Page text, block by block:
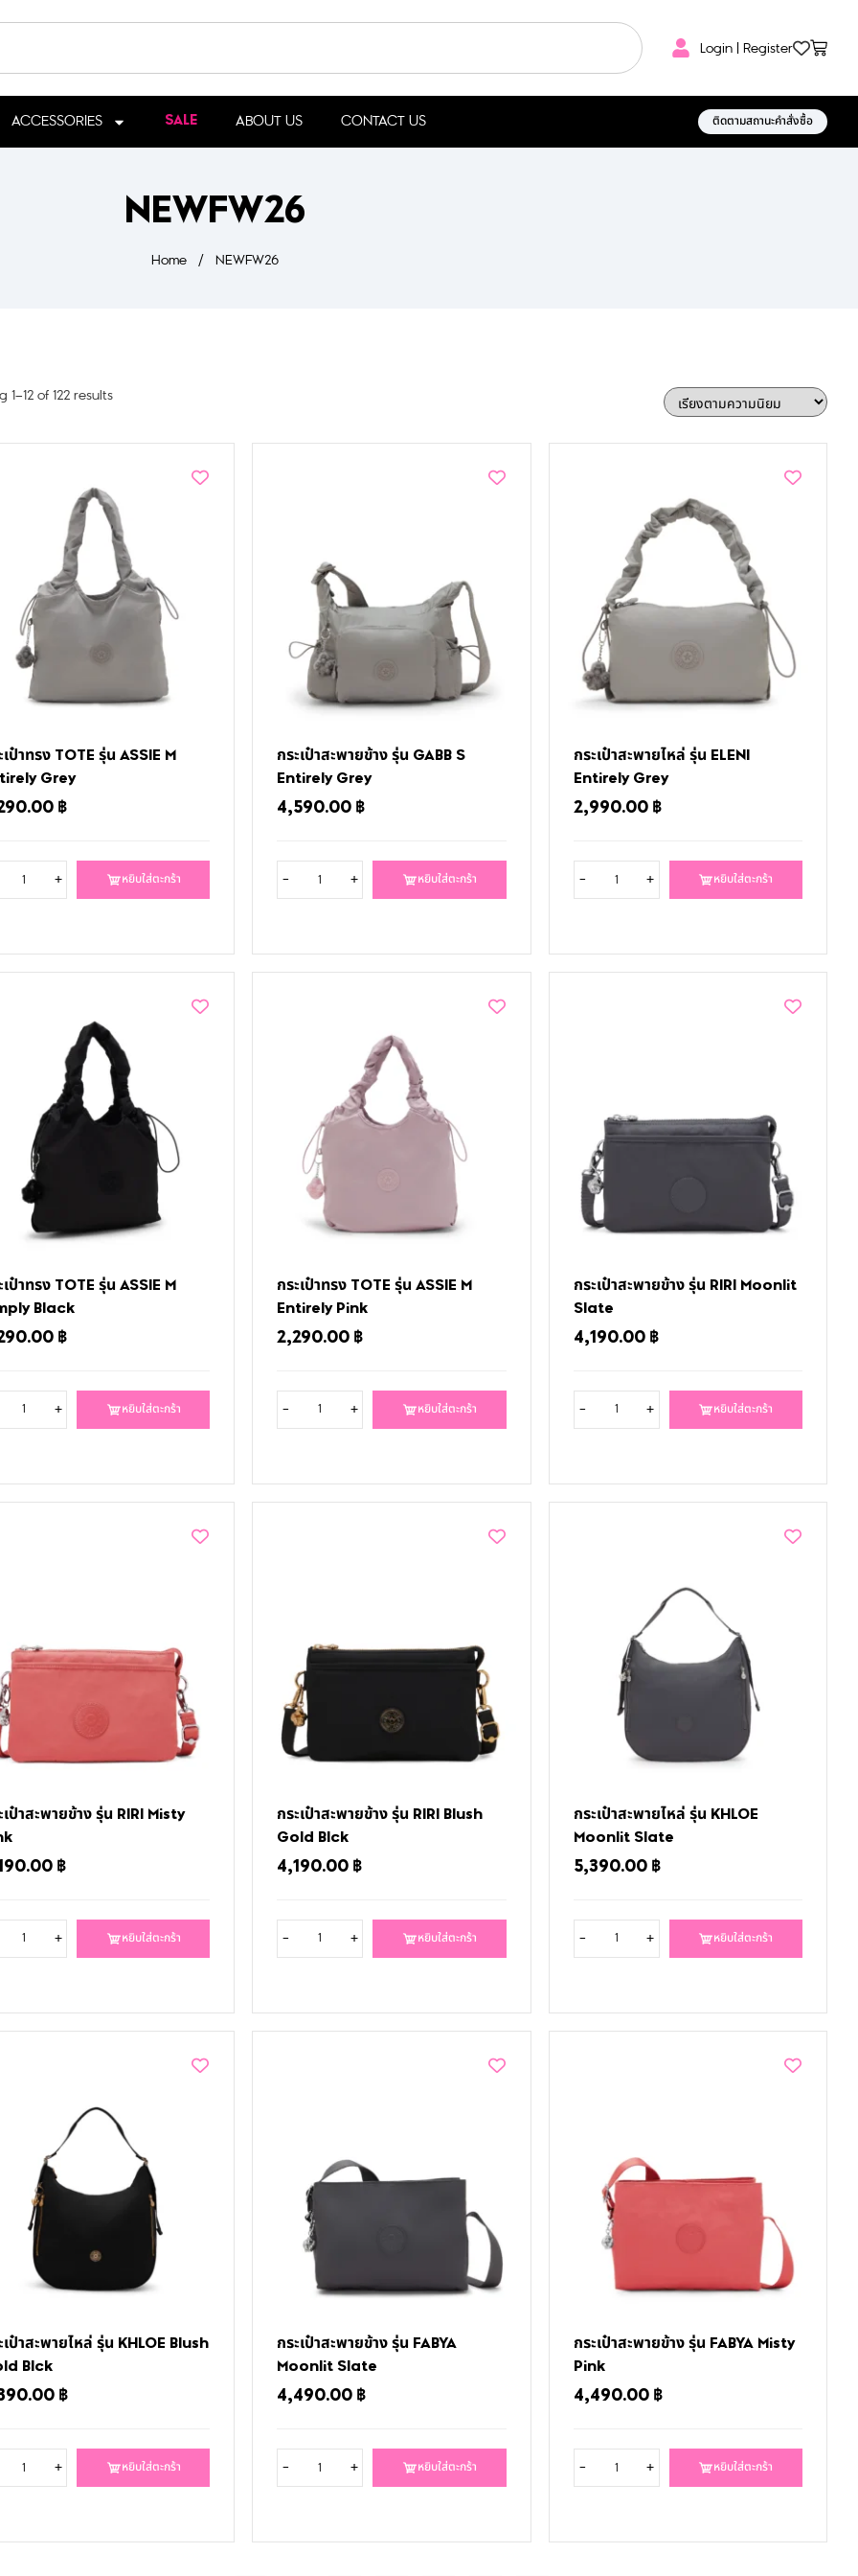
Login | Register
ACCESSORIES SALE ABOUT US CONTACT US ติดตามสถานะคำสั่งซื้อ
NEWFW26
Home/ NEWFW26
1–12 of 122 results
เป๋าทรง TOTE รุ่น ASSIE M
Grey
฿
+ หยิบใส่ตะกร้า
กระเป๋าสะพายข้าง รุ่น GABB S
Entirely Grey
4,590.00 ฿
- + หยิบใส่ตะกร้า
กระเป๋าสะพายไหล่ รุ่น ELENI
Entirely Grey
2,990.00 ฿
- + หยิบใส่ตะกร้า
เป๋าทรง TOTE รุ่น ASSIE M
Black
฿
+ หยิบใส่ตะกร้า
กระเป๋าทรง TOTE รุ่น ASSIE M
Entirely Pink
2,290.00 ฿
- + หยิบใส่ตะกร้า
กระเป๋าสะพายข้าง รุ่น RIRI Moonlit
Slate
4,190.00 ฿
- + หยิบใส่ตะกร้า
เป๋าสะพายข้าง รุ่น RIRI Misty
฿
+ หยิบใส่ตะกร้า
กระเป๋าสะพายข้าง รุ่น RIRI Blush
Gold Blck
4,190.00 ฿
- + หยิบใส่ตะกร้า
กระเป๋าสะพายไหล่ รุ่น KHLOE
Moonlit Slate
5,390.00 ฿
- + หยิบใส่ตะกร้า
เป๋าสะพายไหล่ รุ่น KHLOE Blush
Blck
฿
+ หยิบใส่ตะกร้า
กระเป๋าสะพายข้าง รุ่น FABYA
Moonlit Slate
4,490.00 ฿
- + หยิบใส่ตะกร้า
กระเป๋าสะพายข้าง รุ่น FABYA Misty
Pink
4,490.00 ฿
- + หยิบใส่ตะกร้า